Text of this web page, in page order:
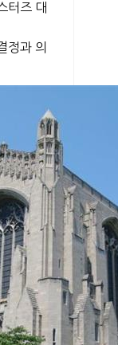
터즈 대
정과 의